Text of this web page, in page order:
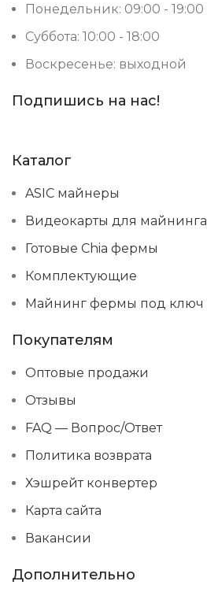
Понедельник: 09:00 - 19:00
Суббота: 10:00 - 18:00
Воскресенье: выходной
Подпишись на нас!
Каталог
ASIC майнеры
Видеокарты для майнинга
Готовые Chia фермы
Комплектующие
Майнинг фермы под ключ
Покупателям
Оптовые продажи
Отзывы
FAQ — Вопрос/Ответ
Политика возврата
Хэшрейт конвертер
Карта сайта
Вакансии
Дополнительно